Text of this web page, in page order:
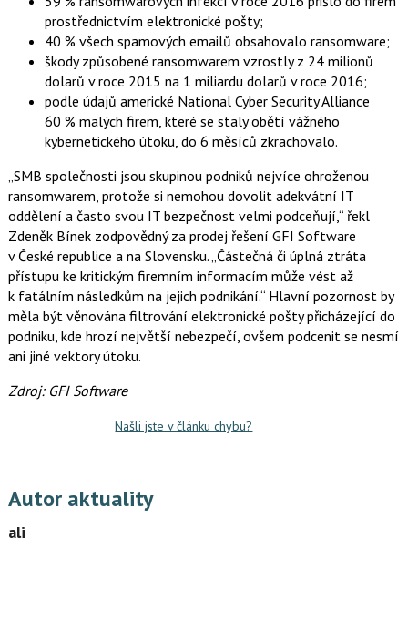
o
u
i
prostřednictvím elektronické pošty;
40 % všech spamových emailů obsahovalo ransomware;
škody způsobené ransomwarem vzrostly z 24 milionů
dolarů v roce 2015 na 1 miliardu dolarů v roce 2016;
podle údajů americké National Cyber Security Alliance
60 % malých firem, které se staly obětí vážného
kybernetického útoku, do 6 měsíců zkrachovalo.
„SMB společnosti jsou skupinou podniků nejvíce ohroženou
ransomwarem, protože si nemohou dovolit adekvátní IT
oddělení a často svou IT bezpečnost velmi podceňují,“ řekl
Zdeněk Bínek zodpovědný za prodej řešení GFI Software
v České republice a na Slovensku. „Částečná či úplná ztráta
přístupu ke kritickým firemním informacím může vést až
k fatálním následkům na jejich podnikání.“ Hlavní pozornost by
měla být věnována filtrování elektronické pošty přicházející do
podniku, kde hrozí největší nebezpečí, ovšem podcenit se nesmí
ani jiné vektory útoku.
Zdroj: GFI Software
Našli jste v článku chybu?
Autor aktuality
ali